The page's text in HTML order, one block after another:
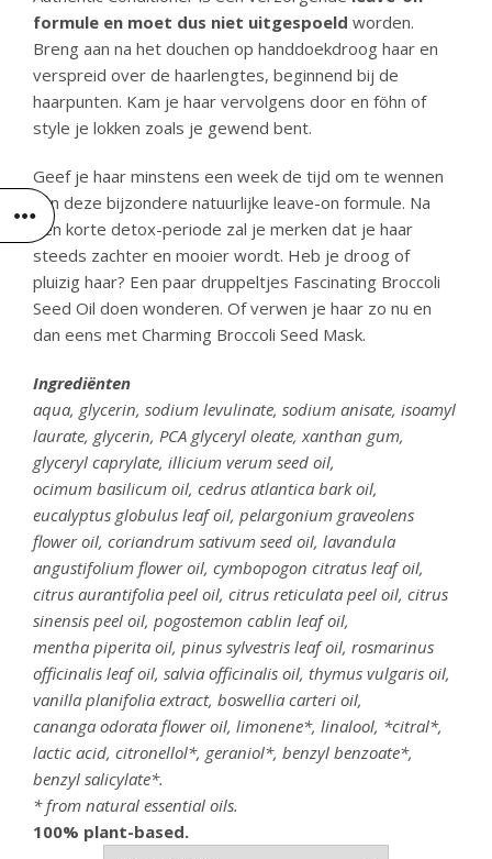
formule en moet dus niet uitgespoeld worden.
Breng aan na het douchen op handdoekdroog haar en
verspreid over de haarlengtes, beginnend bij de
haarpunten. Kam je haar vervolgens door en föhn of
style je lokken zoals je gewend bent.
Geef je haar minstens een week de tijd om te wennen
aan deze bijzondere natuurlijke leave-on formule. Na
een korte detox-periode zal je merken dat je haar
steeds zachter en mooier wordt. Heb je droog of
pluizig haar? Een paar druppeltjes Fascinating Broccoli
Seed Oil doen wonderen. Of verwen je haar zo nu en
dan eens met Charming Broccoli Seed Mask.
Ingrediënten
aqua, glycerin, sodium levulinate, sodium anisate, isoamyl
laurate, glycerin, PCA glyceryl oleate, xanthan gum,
glyceryl caprylate, illicium verum seed oil,
ocimum basilicum oil, cedrus atlantica bark oil,
eucalyptus globulus leaf oil, pelargonium graveolens
flower oil, coriandrum sativum seed oil, lavandula
angustifolium flower oil, cymbopogon citratus leaf oil,
citrus aurantifolia peel oil, citrus reticulata peel oil, citrus
sinensis peel oil, pogostemon cablin leaf oil,
mentha piperita oil, pinus sylvestris leaf oil, rosmarinus
officinalis leaf oil, salvia officinalis oil, thymus vulgaris oil,
vanilla planifolia extract, boswellia carteri oil,
cananga odorata flower oil, limonene*, linalool, *citral*,
lactic acid, citronellol*, geraniol*, benzyl benzoate*,
benzyl salicylate*.
* from natural essential oils.
100% plant-based.